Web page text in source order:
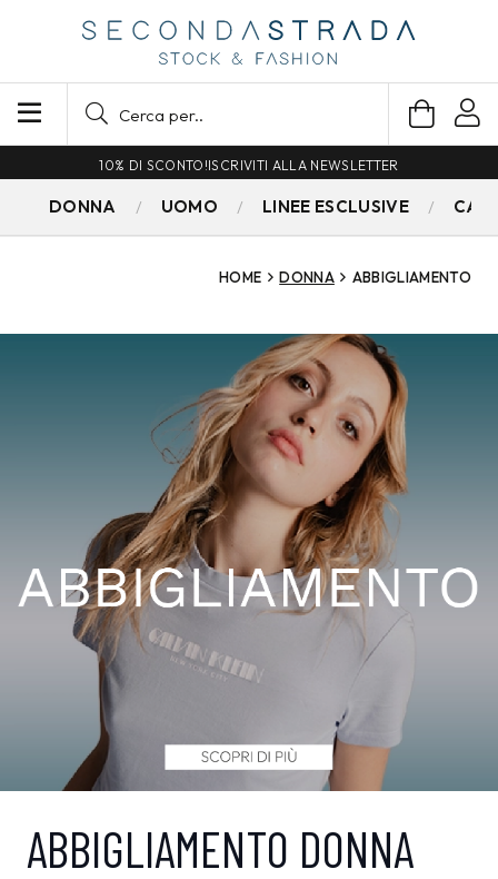
SPEDIZIONE GRATUITA PER ORDINI SUPERIORI A 79€
DONNA UOMO LINEE ESCLUSIVE
HOME DONNA ABBIGLIAMENTO
ABBIGLIAMENTO DONNA